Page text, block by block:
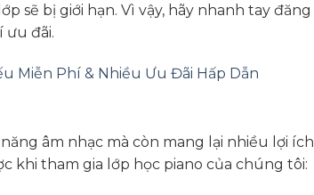
sẽ bị giới hạn. Vì vậy, hãy nhanh tay đăng
ưu đãi.
Miễn Phí & Nhiều Ưu Đãi Hấp Dẫn
âm nhạc mà còn mang lại nhiều lợi ích
khi tham gia lớp học piano của chúng tôi: